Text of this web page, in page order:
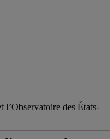
des États-